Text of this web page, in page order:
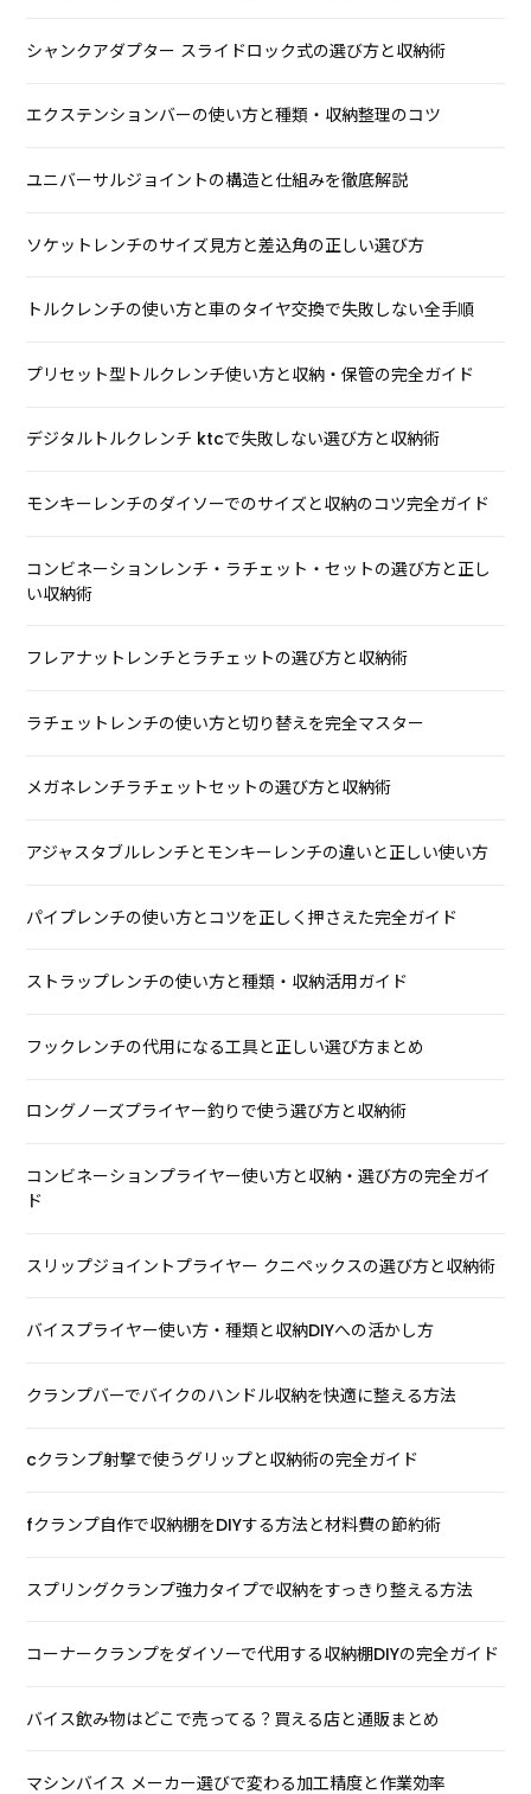
シャンクアダプター スライドロック式の選び方と収納術
エクステンションバーの使い方と種類・収納整理のコツ
ユニバーサルジョイントの構造と仕組みを徹底解説
ソケットレンチのサイズ見方と差込角の正しい選び方
トルクレンチの使い方と車のタイヤ交換で失敗しない全手順
プリセット型トルクレンチ使い方と収納・保管の完全ガイド
デジタルトルクレンチ ktcで失敗しない選び方と収納術
モンキーレンチのダイソーでのサイズと収納のコツ完全ガイド
コンビネーションレンチ・ラチェット・セットの選び方と正し
い収納術
フレアナットレンチとラチェットの選び方と収納術
ラチェットレンチの使い方と切り替えを完全マスター
メガネレンチラチェットセットの選び方と収納術
アジャスタブルレンチとモンキーレンチの違いと正しい使い方
パイプレンチの使い方とコツを正しく押さえた完全ガイド
ストラップレンチの使い方と種類・収納活用ガイド
フックレンチの代用になる工具と正しい選び方まとめ
ロングノーズプライヤー釣りで使う選び方と収納術
コンビネーションプライヤー使い方と収納・選び方の完全ガイ
ド
スリップジョイントプライヤー クニペックスの選び方と収納術
バイスプライヤー使い方・種類と収納DIYへの活かし方
クランプバーでバイクのハンドル収納を快適に整える方法
cクランプ射撃で使うグリップと収納術の完全ガイド
fクランプ自作で収納棚をDIYする方法と材料費の節約術
スプリングクランプ強力タイプで収納をすっきり整える方法
コーナークランプをダイソーで代用する収納棚DIYの完全ガイド
バイス飲み物はどこで売ってる？買える店と通販まとめ
マシンバイス メーカー選びで変わる加工精度と作業効率